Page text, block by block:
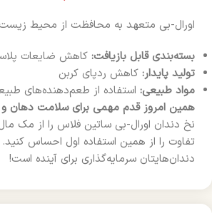
اورال-بی متعهد به محافظت از محیط
بسته‌بندی قابل بازیافت: کاهش ضایعات
تولید پایدار: کاهش ردپای کربن
مواد طبیعی: استفاده از طعم‌دهنده‌های
همین امروز قدم مهمی برای سلامت دهان و
نخ دندان اورال-بی ساتین فلاس را از مک
تفاوت را از همین استفاده اول احساس
دندان‌هایتان سرمایه‌گذاری برای آینده است!